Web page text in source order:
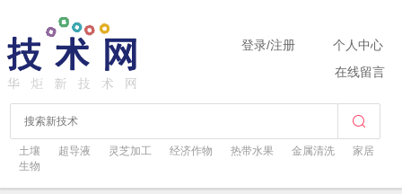
土壤 超导液 灵芝加工 经济作物 热带水果 金属清洗
家居
生物
登录/注册
个人中心
在线留言